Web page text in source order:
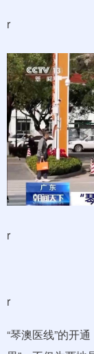
r
r
r
“琴澳医线”的开